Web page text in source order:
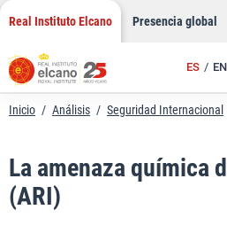
Saltar
contenido
Real Instituto Elcano Presencia global
ES EN
Inicio / Análisis / Seguridad Internacional
La amenaza química
(ARI)